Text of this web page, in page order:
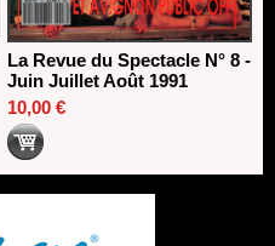
La Revue du Spectacle N° 8 -
Juin Juillet Août 1991
10,00 €